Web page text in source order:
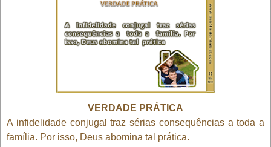
VERDADE PRÁTICA
A infidelidade conjugal traz sérias consequências a toda a
família. Por isso, Deus abomina tal prática.